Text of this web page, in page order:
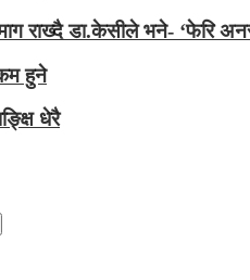
राख्दै डा.केसीले भने- ‘फेरि
हुने
धेरै